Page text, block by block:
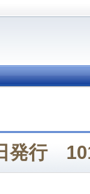
発行